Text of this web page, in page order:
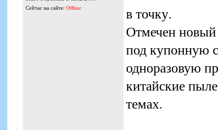
Сейчас на сайте: Offline
в точку.
Отмечен новый
под купонную
одноразовую
китайские
темах.